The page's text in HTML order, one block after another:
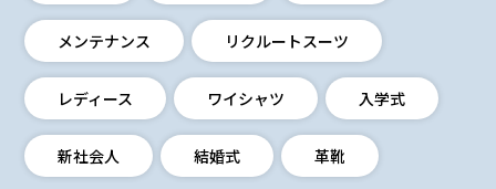
メンテナンス リクルートスーツ
レディース ワイシャツ 入学式
新社会人 結婚式 革靴